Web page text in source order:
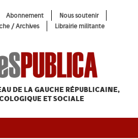
Abonnement
Nous soutenir
/ Archives Librairie militante
DE LA GAUCHE RÉPUBLICAINE,
ET SOCIALE